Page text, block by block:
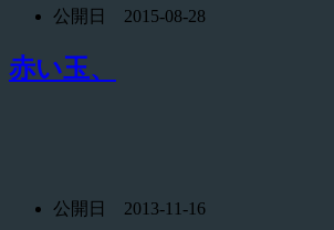
公開日 2015-08-28
赤い玉、
公開日 2013-11-16